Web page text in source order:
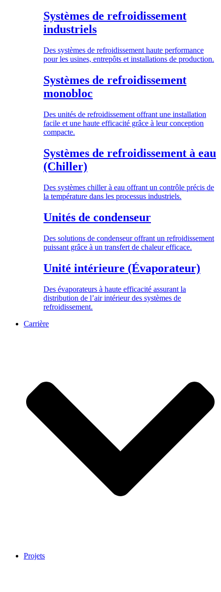
Systèmes de refroidissement
industriels
Des systèmes de refroidissement haute performance
pour les usines, entrepôts et installations de production.
Systèmes de refroidissement
monobloc
Des unités de refroidissement offrant une installation
facile et une haute efficacité grâce à leur conception
compacte.
Systèmes de refroidissement à eau
(Chiller)
Des systèmes chiller à eau offrant un contrôle précis de
la température dans les processus industriels.
Unités de condenseur
Des solutions de condenseur offrant un refroidissement
puissant grâce à un transfert de chaleur efficace.
Unité intérieure (Évaporateur)
Des évaporateurs à haute efficacité assurant la
distribution de l’air intérieur des systèmes de
refroidissement.
Carrière
Projets